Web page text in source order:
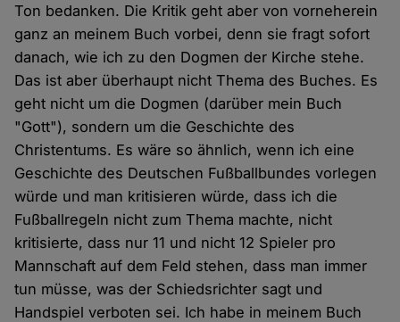
Ton bedanken. Die Kritik geht aber von vorneherein
ganz an meinem Buch vorbei, denn sie fragt sofort
danach, wie ich zu den Dogmen der Kirche stehe.
Das ist aber überhaupt nicht Thema des Buches. Es
geht nicht um die Dogmen (darüber mein Buch
"Gott"), sondern um die Geschichte des
Christentums. Es wäre so ähnlich, wenn ich eine
Geschichte des Deutschen Fußballbundes vorlegen
würde und man kritisieren würde, dass ich die
Fußballregeln nicht zum Thema machte, nicht
kritisierte, dass nur 11 und nicht 12 Spieler pro
Mannschaft auf dem Feld stehen, dass man immer
tun müsse, was der Schiedsrichter sagt und
Handspiel verboten sei. Ich habe in meinem Buch